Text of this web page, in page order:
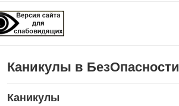
Каникулы в БезОпасности
Каникулы